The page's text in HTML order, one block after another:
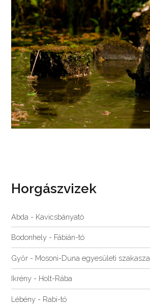
Horgászvizek
Abda - Kavicsbányató
Bodonhely - Fábián-tó
Győr - Mosoni-Duna egyesületi szakasza
Ikrény - Holt-Rába
Lébény - Rabi-tó